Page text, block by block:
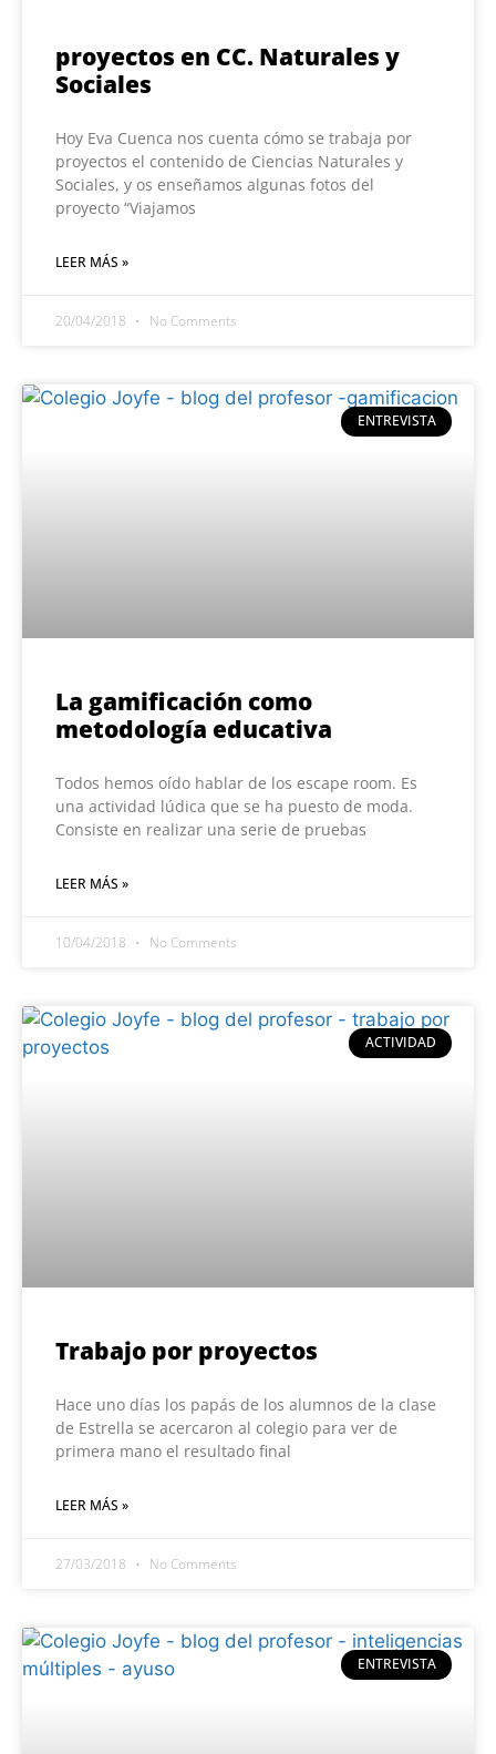
proyectos en CC. Naturales y
Sociales
Hoy Eva Cuenca nos cuenta cómo se trabaja por
proyectos el contenido de Ciencias Naturales y
Sociales, y os enseñamos algunas fotos del
proyecto “Viajamos
LEER MÁS »
20/04/2018 No Comments
ENTREVISTA
La gamificación como
metodología educativa
Todos hemos oído hablar de los escape room. Es
una actividad lúdica que se ha puesto de moda.
Consiste en realizar una serie de pruebas
LEER MÁS »
10/04/2018 No Comments
ACTIVIDAD
Trabajo por proyectos
Hace uno días los papás de los alumnos de la clase
de Estrella se acercaron al colegio para ver de
primera mano el resultado final
LEER MÁS »
27/03/2018 No Comments
ENTREVISTA